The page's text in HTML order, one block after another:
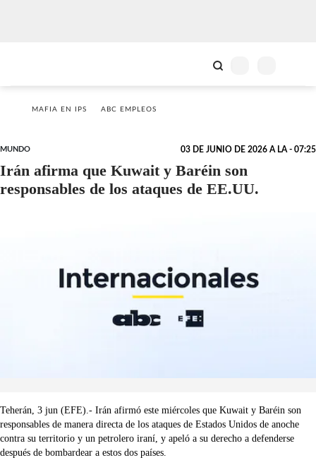
MAFIA EN IPS ABC EMPLEOS
MUNDO 03 DE JUNIO DE 2026 A LA - 07:25
Irán afirma que Kuwait y Baréin son
responsables de los ataques de EE.UU.
Teherán, 3 jun (EFE).- Irán afirmó este miércoles que Kuwait y Baréin son
responsables de manera directa de los ataques de Estados Unidos de anoche
contra su territorio y un petrolero iraní, y apeló a su derecho a defenderse
después de bombardear a estos dos países.